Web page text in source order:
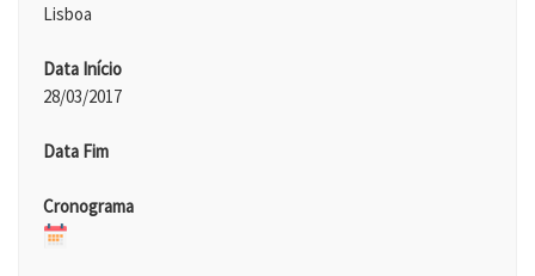
Lisboa
Data Início
28/03/2017
Data Fim
Cronograma